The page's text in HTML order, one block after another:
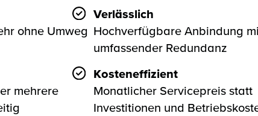
ohne Umweg
Verlässlich
Hochverfügbare Anbindung
umfassender Redundanz
mehrere
Kosteneffizient
Monatlicher Servicepreis statt
Investitionen und